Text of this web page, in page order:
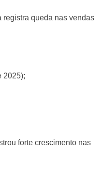
registra queda nas vendas
2025);
forte crescimento nas